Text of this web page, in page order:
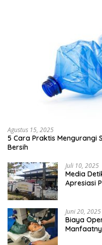
Agustus 15, 2025
5 Cara Praktis Mengurangi
Bersih
Juli 10, 2025
Media
Apresiasi
Juni 20, 2025
Biaya